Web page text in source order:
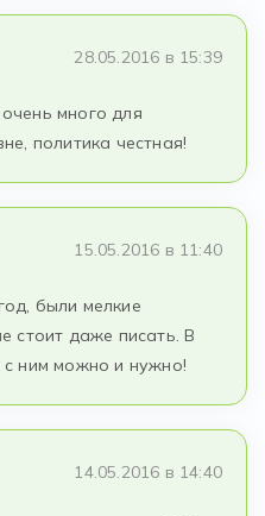
28.05.2016 в 15:39
много для
политика честная!
15.05.2016 в 11:40
были мелкие
стоит даже писать. В
с ним можно и нужно!
14.05.2016 в 14:40